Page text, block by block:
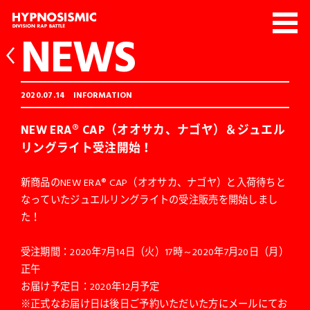
NEWS
2020.07.14 INFORMATION
NEW ERA® CAP（オオサカ、ナゴヤ）＆ジュエル
リングライト受注開始！
新商品のNEW ERA® CAP（オオサカ、ナゴヤ）と入荷待ちと
なっていたジュエルリングライトの受注販売を開始しまし
た！
受注期間：2020年7月14日（火）17時～2020年7月20日（月）
正午
お届け予定日：2020年12月予定
※正式なお届け日は後日ご予約いただいた方にメールにてお